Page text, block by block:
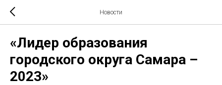
Новости
«Лидер образования
городского округа Самара –
2023»